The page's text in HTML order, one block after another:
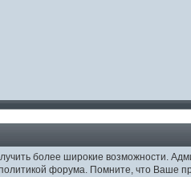
более широкие возможности.
форума. Помните, что Ваше